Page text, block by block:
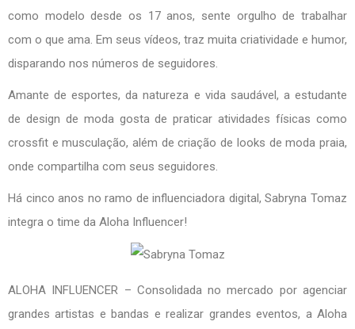
como modelo desde os 17 anos, sente orgulho de trabalhar
com o que ama. Em seus vídeos, traz muita criatividade e humor,
disparando nos números de seguidores.
Amante de esportes, da natureza e vida saudável, a estudante
de design de moda gosta de praticar atividades físicas como
crossfit e musculação, além de criação de looks de moda praia,
onde compartilha com seus seguidores.
Há cinco anos no ramo de influenciadora digital, Sabryna Tomaz
integra o time da Aloha Influencer!
ALOHA INFLUENCER – Consolidada no mercado por agenciar
grandes artistas e bandas e realizar grandes eventos, a Aloha